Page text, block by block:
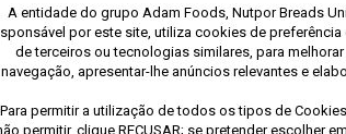
A entidade do grupo Adam Foods, Nutpor Breads
por este site, utiliza cookies de
de terceiros ou tecnologias similares, para
navegação, apresentar-lhe anúncios relevantes e
Para permitir a utilização de todos os tipos de Cookies
permitir, clique RECUSAR; se pretender escolher